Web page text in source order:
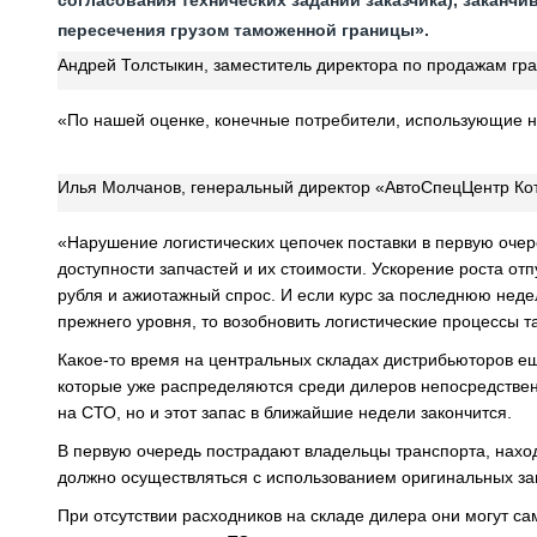
пересечения грузом таможенной границы».
Андрей Толстыкин, заместитель директора по продажам
«По нашей оценке, конечные потребители, использующие
Илья Молчанов, генеральный директор «АвтоСпецЦентр
«Нарушение логистических цепочек поставки в первую
доступности запчастей и их стоимости. Ускорение роста
рубля и ажиотажный спрос. И если курс за последнюю
прежнего уровня, то возобновить логистические процессы
Какое-то время на центральных складах дистрибьюторов
которые уже распределяются среди дилеров
на СТО, но и этот запас в ближайшие недели закончится.
В первую очередь пострадают владельцы транспорта,
должно осуществляться с использованием оригинальных
При отсутствии расходников на складе дилера они могут